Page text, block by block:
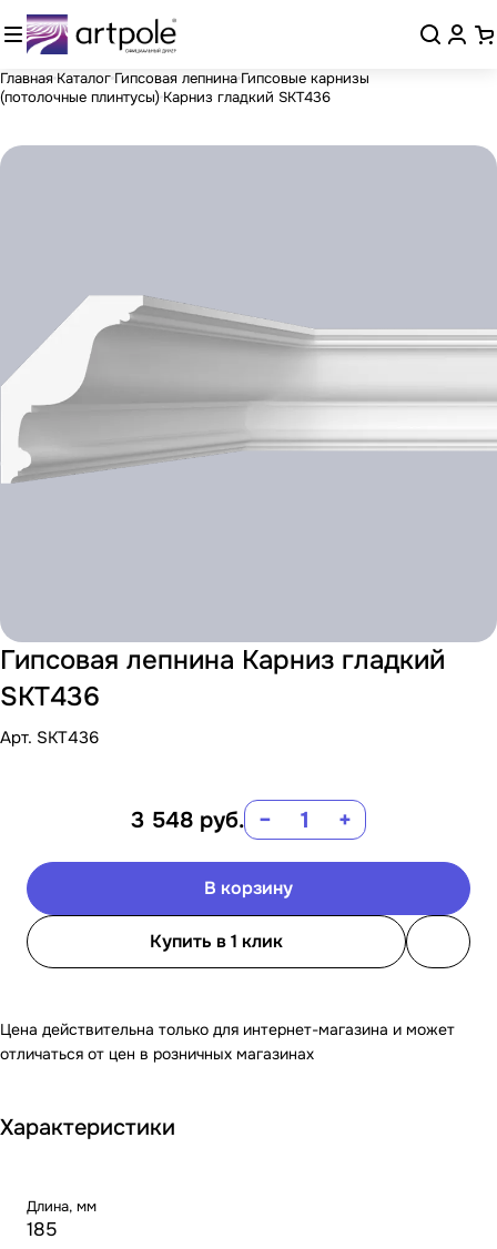
Главная Каталог Гипсовая лепнина Гипсовые карнизы
(потолочные плинтусы) Карниз гладкий SKT436
Гипсовая лепнина Карниз гладкий
SKT436
Арт. SKT436
3 548 руб. − +
В корзину
Купить в 1 клик
Цена действительна только для интернет-магазина и может
отличаться от цен в розничных магазинах
Характеристики
Длина, мм
185